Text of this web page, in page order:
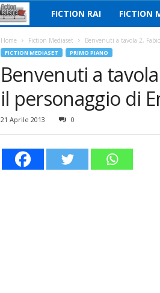
i
i
n
FICTION RAI FICTION
Home Fiction Mediaset Benvenuti a tavola 2,
FICTION MEDIASET PRIMO PIANO
Benvenuti a
il personaggio di
21 Aprile 2013 0